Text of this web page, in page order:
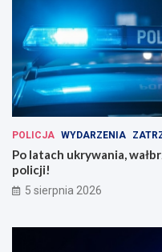
POLICJA WYDARZENIA
Po latach ukrywania,
policji!
5 sierpnia 2026